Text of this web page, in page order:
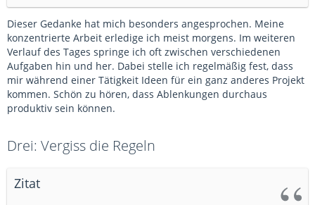
Dieser Gedanke hat mich besonders angesprochen. Meine
konzentrierte Arbeit erledige ich meist morgens. Im weiteren
Verlauf des Tages springe ich oft zwischen verschiedenen
Aufgaben hin und her. Dabei stelle ich regelmäßig fest, dass
mir während einer Tätigkeit Ideen für ein ganz anderes Projekt
kommen. Schön zu hören, dass Ablenkungen durchaus
produktiv sein können.
Drei: Vergiss die Regeln
Zitat